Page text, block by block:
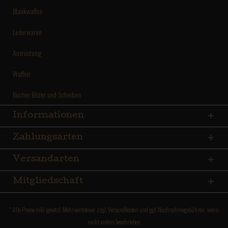
Blankwaffen
Lederwaren
Ausrüstung
Waffen
Bücher Bilder und Scheiben
Informationen
Zahlungsarten
Versandarten
Mitgliedschaft
* Alle Preise inkl. gesetzl. Mehrwertsteuer zzgl. Versandkosten und ggf. Nachnahmegebühren, wenn
nicht anders beschrieben